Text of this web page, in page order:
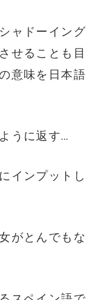
ャドーイング
せることも目
意味を日本語
うに返す…
インプットし
がとんでもな